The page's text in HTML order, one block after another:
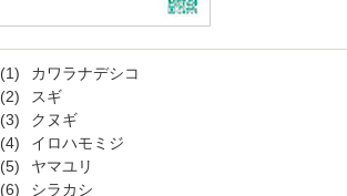
(1)
カワラナデシコ
(2)
スギ
(3)
クヌギ
(4)
イロハモミジ
(5)
ヤマユリ
(6)
シラカシ